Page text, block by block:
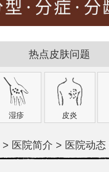
热点皮肤问题
湿疹 皮炎
> 医院简介 > 医院动态